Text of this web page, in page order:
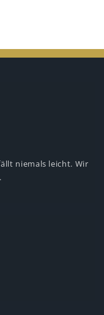
niemals leicht. Wir